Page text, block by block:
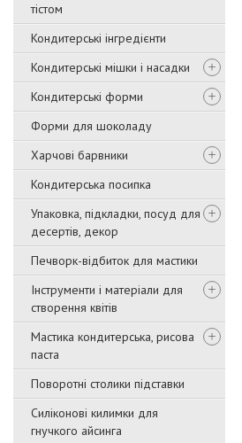
тістом
Кондитерські інгредієнти
Кондитерські мішки і насадки
Кондитерські форми
Форми для шоколаду
Харчові барвники
Кондитерська посипка
Упаковка, підкладки, посуд для
десертів, декор
Печворк-відбиток для мастики
Інструменти і матеріали для
створення квітів
Мастика кондитерська, рисова
паста
Поворотні столики підставки
Силіконові килимки для
гнучкого айсинга